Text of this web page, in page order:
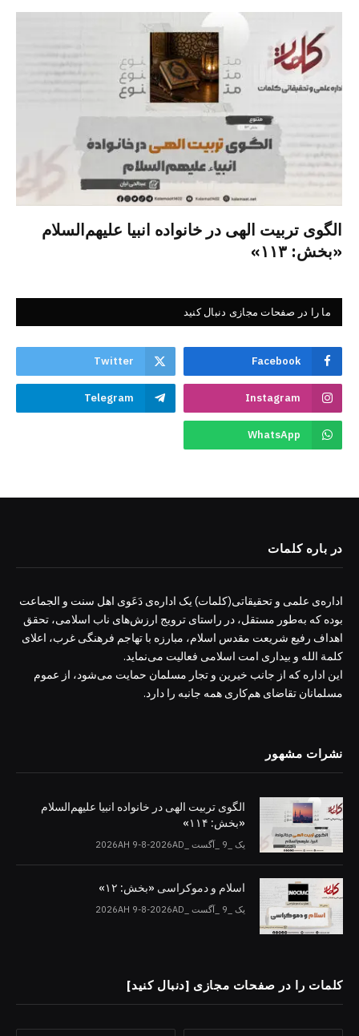
الگوی تربیت الهی در خانواده انبیا‌‌ علیهم‌السلام
«بخش: ۱۱۳»
ما را در صفحات مجازی دنبال کنید
Facebook
Twitter
Instagram
Telegram
WhatsApp
در باره کلمات
اداره‌ی علمی و تحقیقاتی(کلمات) یک اداره‌ی دَعَوی اهل سنت و الجماعت
بوده که به‌طور مستقل، در راستای ترویج ارزش‌های ناب اسلامی، تحقق
اهداف رفیع شریعت مقدس اسلام، مبارزه با تهاجم فرهنگی غرب، اعلای
کلمة الله و بیداری امت اسلامی فعالیت می‌نماید.
این اداره که از جانب خیرین و تجار مسلمان حمایت می‌شود، از عموم
مسلمانان تقاضای هم‌کاری همه جانبه را دارد.
نشرات مشهور
الگوی تربیت الهی در خانواده انبیا‌‌ علیهم‌السلام
«بخش: ۱۱۴»
یک _9 _آگست _2026AH 9-8-2026AD
اسلام و دموکراسی «بخش: ۱۲»
یک _9 _آگست _2026AH 9-8-2026AD
کلمات را در صفحات مجازی [دنبال کنید]